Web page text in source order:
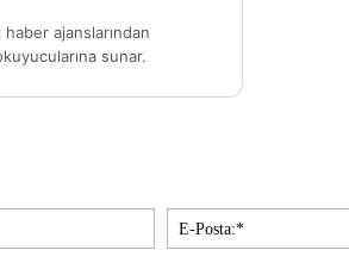
ajanslarından
sunar.
İsim:*